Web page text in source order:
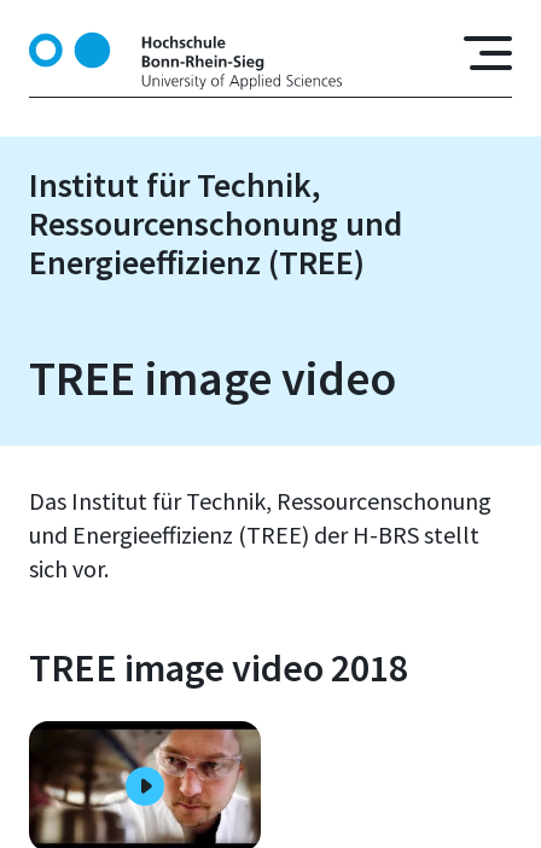
k
Institut für Technik,
Ressourcenschonung und
Energieeffizienz (TREE)
TREE image video
Das Institut für Technik, Ressourcenschonung
und Energieeffizienz (TREE) der H-BRS stellt
sich vor.
TREE image video 2018